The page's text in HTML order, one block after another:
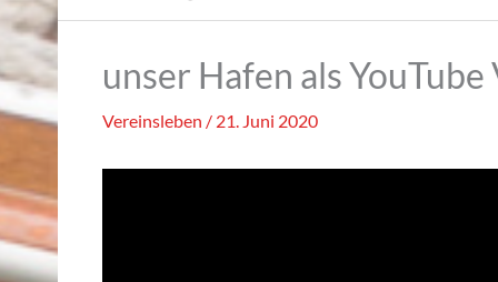
unser Hafen als YouTube
Vereinsleben / 21. Juni 2020